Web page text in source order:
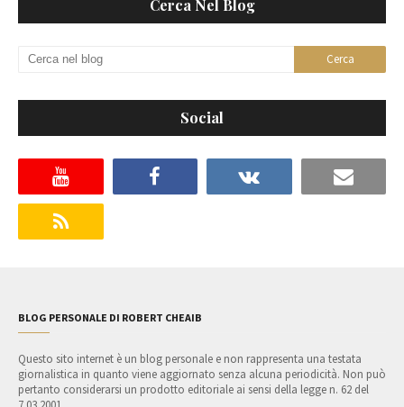
Cerca Nel Blog
Social
BLOG PERSONALE DI ROBERT CHEAIB
Questo sito internet è un blog personale e non rappresenta una testata
giornalistica in quanto viene aggiornato senza alcuna periodicità. Non può
pertanto considerarsi un prodotto editoriale ai sensi della legge n. 62 del